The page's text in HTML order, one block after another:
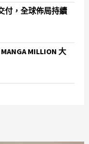
付，全球佈局持續
MILLION 大